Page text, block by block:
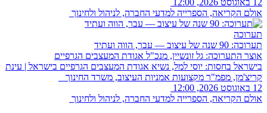
12 באוגוסט 2026, 12:00
אולם הקריאה, הספרייה למדעי החברה, לניהול ולחינוך
תערוכה
תערוכה: 90 שנה של עיצוב — עבר, הווה ועתיד
אוצר התערוכה: גל זונשיין, מנכ"ל אגודת המעצבים הגרפיים
בישראל בחסות: יוסי למל, נשיא אגודת המעצבים הגרפיים בישראל | עינת
קריצ'מן, מפמ"ר מקצועות אמניות העיצוב, משרד החינוך
12 באוגוסט 2026, 12:00
אולם הקריאה, הספרייה למדעי החברה, לניהול ולחינוך